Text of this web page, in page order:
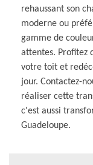
rehaussant son
moderne ou
gamme de
attentes. Profitez
votre toit et
jour. Contactez-
réaliser cette
c'est aussi
Guadeloupe.